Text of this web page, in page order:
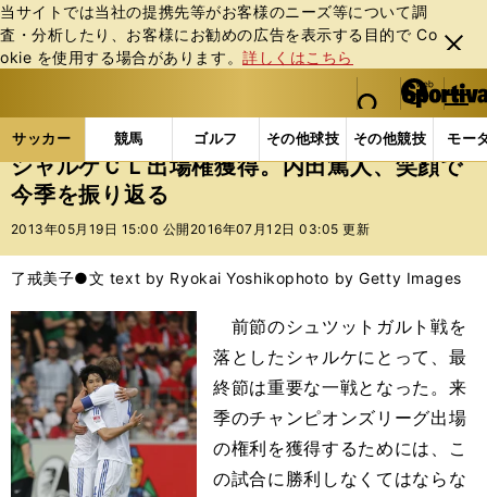
当サイトでは当社の提携先等がお客様のニーズ等について調
査・分析したり、お客様にお勧めの広告を表⽰する⽬的で Co
okie を使⽤する場合があります。詳しくはこちら
閉じ
る
web Sportiva (webスポルティーバ)
検索
マイペ
ー
ジ
メニュ
サッカー 競馬 ゴルフ その他球技 その他競技 モー
ス
ポ
ル
バ
サッカーの記事一覧 海外サッカー 海外サッカー
シャルケＣＬ出場権獲得。内田篤人、笑顔で
今季を振り返る
2013年05月19日 15:00 公開 2016年07月12日 03:05 更新
了戒美子●文 text by Ryokai Yoshikophoto by Getty Images
前節のシュツットガルト戦を
落としたシャルケにとって、最
終節は重要な一戦となった。来
季のチャンピオンズリーグ出場
の権利を獲得するためには、こ
の試合に勝利しなくてはならな